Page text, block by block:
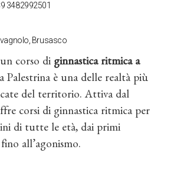
3482992501
Brusasco
corso di ginnastica ritmica a
Palestrina è una delle realtà più
del territorio. Attiva dal
corsi di ginnastica ritmica per
di tutte le età, dai primi
all’agonismo.